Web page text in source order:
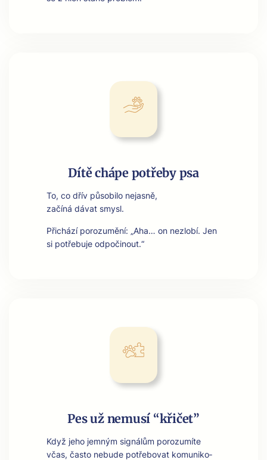
Dítě chápe potřeby psa
To, co dřív půso­bi­lo nejas­ně,
začíná dávat smysl.
Přichází porozumění: „Aha… on nezlobí. Jen
si potře­bu­je odpoči­nout.“
Pes už nemusí “křičet”
Když jeho jem­ným signálům porozumíte
včas, čas­to neb­ude potře­bo­vat komu­niko­